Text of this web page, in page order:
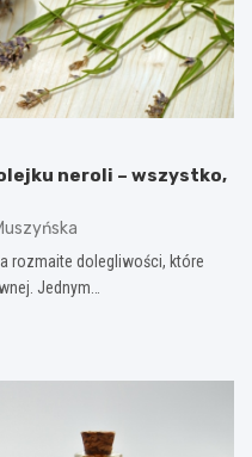
neroli – wszystko,
rozmaite dolegliwości, które
Jednym…